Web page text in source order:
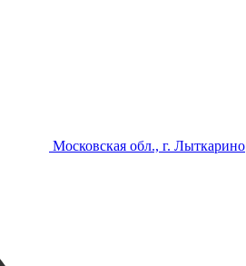
Московская обл., г. Лыткарино